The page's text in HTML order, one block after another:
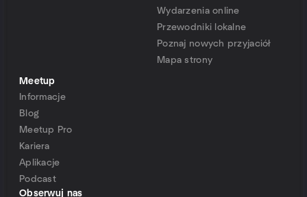
Wydarzenia online
Przewodniki lokalne
Poznaj nowych przyjaciół
Mapa strony
Meetup
Informacje
Blog
Meetup Pro
Kariera
Aplikacje
Podcast
Obserwuj nas